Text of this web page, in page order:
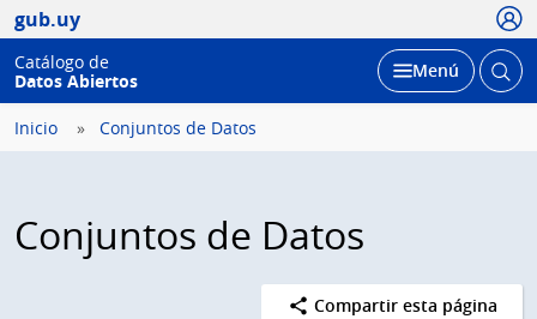
gub.uy
Catálogo de
Datos Abiertos
Desplegar
Menú Abrir
Inicio Conjuntos de Datos
Conjuntos de Datos
Compartir esta página